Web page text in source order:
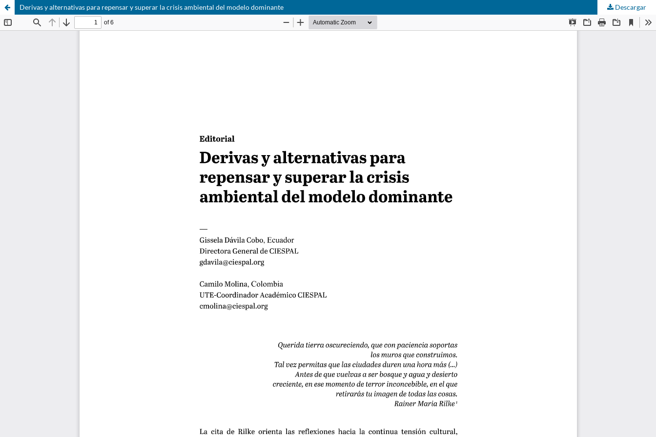
Derivas y alternativas para repensar y superar la crisis ambiental del modelo dominante Descargar